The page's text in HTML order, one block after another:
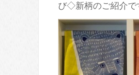
び◇新柄のご紹介で